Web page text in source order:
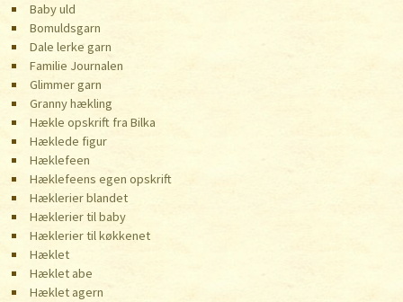
Baby uld
Bomuldsgarn
Dale lerke garn
Familie Journalen
Glimmer garn
Granny hækling
Hækle opskrift fra Bilka
Hæklede figur
Hæklefeen
Hæklefeens egen opskrift
Hæklerier blandet
Hæklerier til baby
Hæklerier til køkkenet
Hæklet
Hæklet abe
Hæklet agern